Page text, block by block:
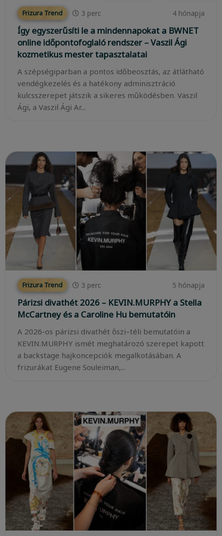
Frizura Trend 3 perc 4 hónapja
Így egyszerűsíti le a mindennapokat a BWNET
online időpontofoglaló rendszer – Vaszil Ági
kozmetikus mester tapasztalatai
A szépségiparban a pontos időbeosztás, az átlátható
vendégkezelés és a hatékony adminisztráció
kulcsszerepet játszik a sikeres működésben. Vaszil
Ági, a Vaszil Ági Ar...
Frizura Trend 3 perc 5 hónapja
Párizsi divathét 2026 – KEVIN.MURPHY a Stella
McCartney és a Caroline Hu bemutatóin
A 2026-os párizsi divathét őszi–téli bemutatóin a
KEVIN.MURPHY ismét meghatározó szerepet kapott
a backstage hajkoncepciók megalkotásában. A
frizurákat Eugene Souleiman,...